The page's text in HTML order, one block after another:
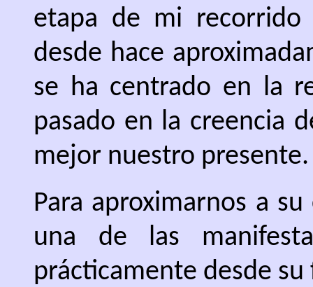
etapa de mi recorrido
desde hace
se ha centrado en la
pasado en la creencia
mejor nuestro presente.
Para aproximarnos a
una de las
prácticamente desde